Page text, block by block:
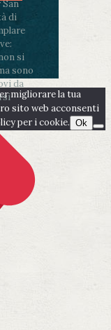
di
si
sono
da
migliorare la tua
sito web acconsenti
per i cookie. Ok